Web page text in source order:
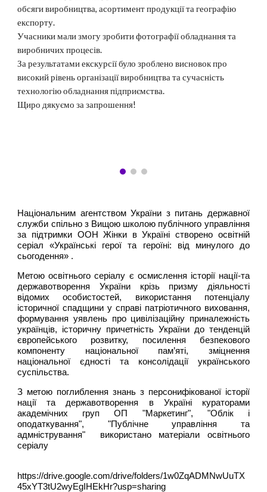
обсяги виробництва, асортимент продукції та географію
експорту.
Учасники мали змогу зробити фотографії обладнання та
виробничих процесів.
За результатами екскурсії було зроблено висновок про
високий рівень організації виробництва та сучасність
технологію обладнання підприємства.
Щиро дякуємо за запрошення!
Національним агентством України з питань державної
служби спільно з Вищою школою публічного управління
за підтримки ООН Жінки в Україні створено освітній
серіал «Українські герої та героїні: від минулого до
сьогодення» .
Метою освітнього серіалу є осмислення історії нації-та
державотворення України крізь призму діяльності
відомих особистостей, використання потенціалу
історичної спадщини у справі патріотичного виховання,
формування уявлень про цивілізаційну приналежність
українців, історичну причетність України до тенденцій
європейського розвитку, посилення безпекового
компоненту національної пам’яті, зміцнення
національної єдності та консолідації українського
суспільства.
З метою поглиблення знань з персонифікованої історії
нації та державотворення в Україні кураторами
академічних груп ОП "Маркетинг", "Облік і
оподаткування", "Публічне управління та
адмністрування" використано матеріали освітнього
серіалу
https://drive.google.com/drive/folders/1w0ZqADMNwUuTX
45xYT3tU2wyEgIHEkHr?usp=sharing